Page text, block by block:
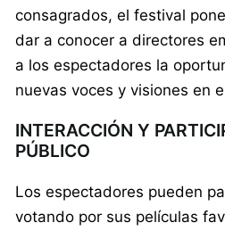
consagrados, el festival
dar a conocer a directores
a los espectadores la
nuevas voces y visiones en
INTERACCIÓN Y
PÚBLICO
Los espectadores pueden
votando por sus películas